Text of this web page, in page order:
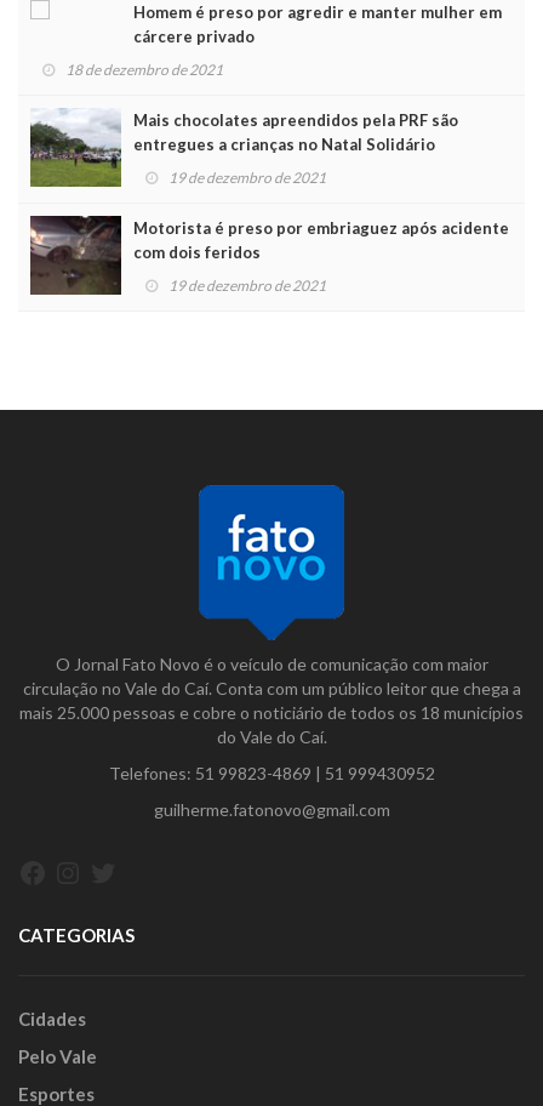
Homem é preso por agredir e manter mulher em
cárcere privado
18 de dezembro de 2021
Mais chocolates apreendidos pela PRF são
entregues a crianças no Natal Solidário
19 de dezembro de 2021
Motorista é preso por embriaguez após acidente
com dois feridos
19 de dezembro de 2021
O Jornal Fato Novo é o veículo de comunicação com maior
circulação no Vale do Caí. Conta com um público leitor que chega a
mais 25.000 pessoas e cobre o noticiário de todos os 18 municípios
do Vale do Caí.
Telefones: 51 99823-4869 | 51 999430952
guilherme.fatonovo@gmail.com
CATEGORIAS
Cidades
Pelo Vale
Esportes